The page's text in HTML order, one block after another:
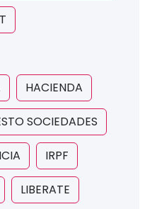
HACIENDA
SOCIEDADES
IRPF
LIBERATE